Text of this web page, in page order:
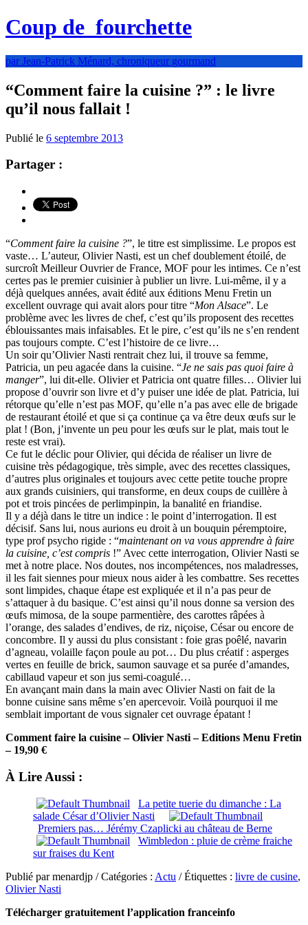
Coup de fourchette
par Jean-Patrick Ménard, chroniqueur gourmand
“Comment faire la cuisine ?” : le livre
qu’il nous fallait !
Publié le 6 septembre 2013
Partager :
“Comment faire la cuisine ?”, le titre est simplissime. Le propos est
vaste… L’auteur, Olivier Nasti, est un chef doublement étoilé, de
surcroît Meilleur Ouvrier de France, MOF pour les intimes. Ce n’est
certes pas le premier cuisinier à publier un livre. Lui-même, il y a
déjà quelques années, avait édité aux éditions Menu Fretin un
excellent ouvrage qui avait alors pour titre “Mon Alsace”. Le
problème avec les livres de chef, c’est qu’ils proposent des recettes
éblouissantes mais infaisables. Et le pire, c’est qu’ils ne s’en rendent
pas toujours compte. C’est l’histoire de ce livre…
Un soir qu’Olivier Nasti rentrait chez lui, il trouve sa femme,
Patricia, un peu agacée dans la cuisine. “Je ne sais pas quoi faire à
manger”, lui dit-elle. Olivier et Patricia ont quatre filles… Olivier lui
propose d’ouvrir son livre et d’y puiser une idée de plat. Patricia, lui
rétorque qu’elle n’est pas MOF, qu’elle n’a pas avec elle de brigade
de restaurant étoilé et que si ça continue ça va être deux œufs sur le
plat ! (Bon, j’invente un peu pour les œufs sur le plat, mais tout le
reste est vrai).
Ce fut le déclic pour Olivier, qui décida de réaliser un livre de
cuisine très pédagogique, très simple, avec des recettes classiques,
d’autres plus originales et toujours avec cette petite touche propre
aux grands cuisiniers, qui transforme, en deux coups de cuillère à
pot et trois pincées de perlimpinpin, la banalité en friandise.
Il y a déjà dans le titre un indice : le point d’interrogation. Il est
décisif. Sans lui, nous aurions eu droit à un bouquin péremptoire,
type prof psycho rigide : “maintenant on va vous apprendre à faire
la cuisine, c’est compris !” Avec cette interrogation, Olivier Nasti se
met à notre place. Nos doutes, nos incompétences, nos maladresses,
il les fait siennes pour mieux nous aider à les combattre. Ses recettes
sont limpides, chaque étape est expliquée et il n’a pas peur de
s’attaquer à du basique. C’est ainsi qu’il nous donne sa version des
œufs mimosa, de la soupe parmentière, des carottes râpées à
l’orange, des salades d’endives, de riz, niçoise, César ou encore de
concombre. Il y aussi du plus consistant : foie gras poêlé, navarin
d’agneau, volaille façon poule au pot… Du plus créatif : asperges
vertes en feuille de brick, saumon sauvage et sa purée d’amandes,
cabillaud vapeur et son jus semi-coagulé…
En avançant main dans la main avec Olivier Nasti on fait de la
bonne cuisine sans même s’en apercevoir. Voilà pourquoi il me
semblait important de vous signaler cet ouvrage épatant !
Comment faire la cuisine – Olivier Nasti – Editions Menu Fretin
– 19,90 €
À Lire Aussi :
La petite tuerie du dimanche : La
salade César d’Olivier Nasti
Premiers pas… Jérémy Czaplicki au château de Berne
Wimbledon : pluie de crème fraiche
sur fraises du Kent
Publié par menardjp / Catégories : Actu / Étiquettes : livre de cusine,
Olivier Nasti
Télécharger gratuitement l’application franceinfo